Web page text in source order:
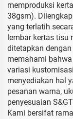
memproduksi
38gsm).
yang terlatih
lembar kertas tisu
ditetapkan
memahami
variasi
menyediakan hal
pesanan warna,
penyesuaian
Kami bersifat